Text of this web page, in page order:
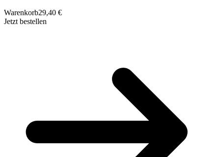
Warenkorb29,40 €
Jetzt bestellen